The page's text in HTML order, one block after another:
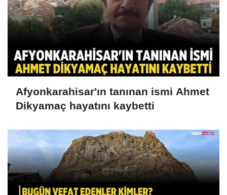
Afyonkarahisar'ın tanınan ismi Ahmet
Dikyamaç hayatını kaybetti